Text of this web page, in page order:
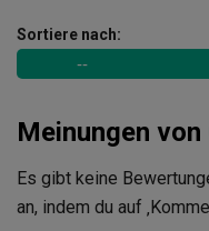
Sortiere nach:
Meinungen von
Es gibt keine
an, indem du auf